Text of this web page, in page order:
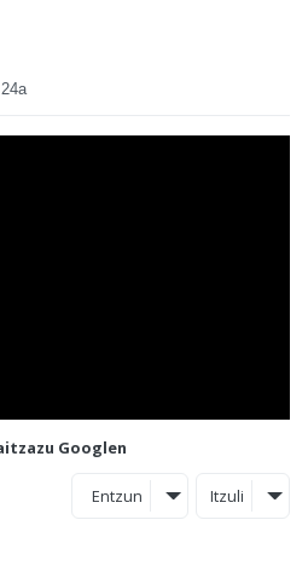
Googlen
Entzun Itzuli